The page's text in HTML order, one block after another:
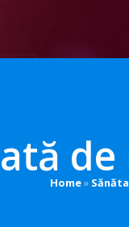
Home»